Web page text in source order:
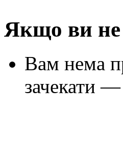
Якщо ви не
Вам нема
зачекати